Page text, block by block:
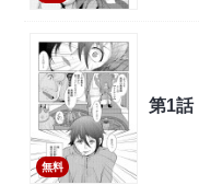
無料
第1話